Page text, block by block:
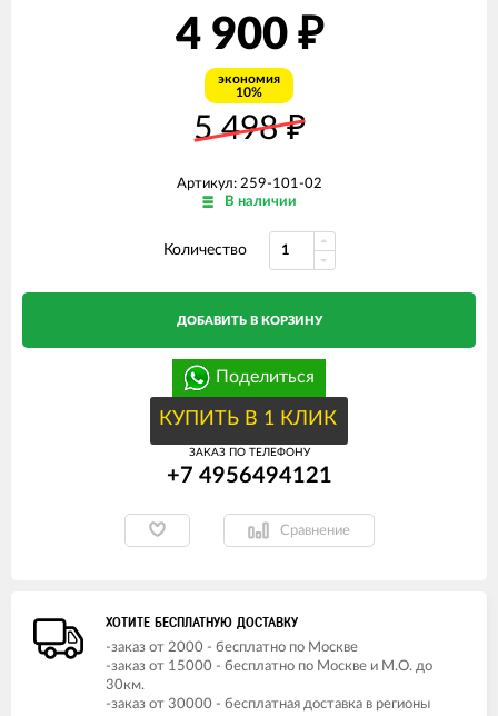
4 900 ₽
экономия
10%
5 498₽
Артикул: 259-101-02
В наличии
Количество
ДОБАВИТЬ В КОРЗИНУ
Поделиться
КУПИТЬ В 1 КЛИК
ЗАКАЗ ПО ТЕЛЕФОНУ
+7 4956494121
Сравнение
ХОТИТЕ БЕСПЛАТНУЮ ДОСТАВКУ
-заказ от 2000 - бесплатно по Москве
-заказ от 15000 - бесплатно по Москве и М.О. до
30км.
-заказ от 30000 - бесплатная доставка в регионы